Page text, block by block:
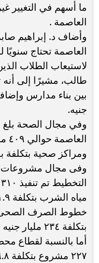
ما أسهم في التغيير
العاصمة .
وأضاف د. إبراهيم
جنيه.
وفي مجال الصحة
ومراكز صحية بتكلفة بلغت ٩.٤
وفى مجال مشروعات
بتكلفة ٢٣٤ مليار جنيه .
أما بالنسبة لقطاع